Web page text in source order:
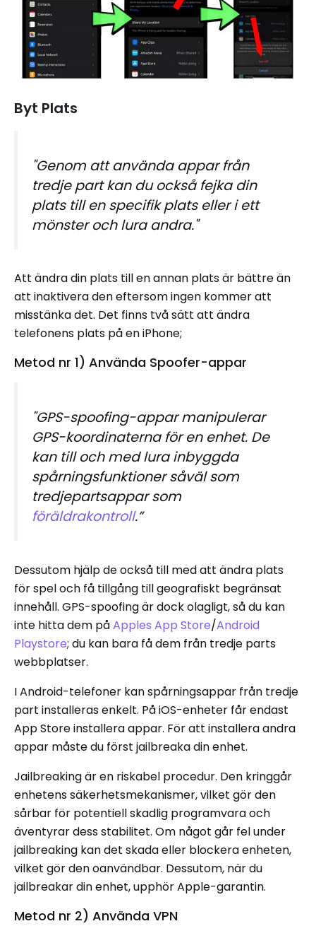
Byt Plats
"Genom att använda appar från
tredje part kan du också fejka din
plats till en specifik plats eller i ett
mönster och lura andra."
Att ändra din plats till en annan plats är bättre än
att inaktivera den eftersom ingen kommer att
misstänka det. Det finns två sätt att ändra
telefonens plats på en iPhone;
Metod nr 1) Använda Spoofer-appar
"GPS-spoofing-appar manipulerar
GPS-koordinaterna för en enhet. De
kan till och med lura inbyggda
spårningsfunktioner såväl som
tredjepartsappar som
föräldrakontroll.”
Dessutom hjälp de också till med att ändra plats
för spel och få tillgång till geografiskt begränsat
innehåll. GPS-spoofing är dock olagligt, så du kan
inte hitta dem påApples App Store/Android
Playstore; du kan bara få dem från tredje parts
webbplatser.
I Android-telefoner kan spårningsappar från tredje
part installeras enkelt. På iOS-enheter får endast
App Store installera appar. För att installera andra
appar måste du först jailbreaka din enhet.
Jailbreaking är en riskabel procedur. Den kringgår
enhetens säkerhetsmekanismer, vilket gör den
sårbar för potentiell skadlig programvara och
äventyrar dess stabilitet. Om något går fel under
jailbreaking kan det skada eller blockera enheten,
vilket gör den oanvändbar. Dessutom, när du
jailbreakar din enhet, upphör Apple-garantin.
Metod nr 2) Använda VPN